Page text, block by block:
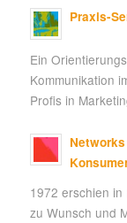
Praxis-
Ein
Kommunikation
Profis in
1972 erschien
zu Wunsch und